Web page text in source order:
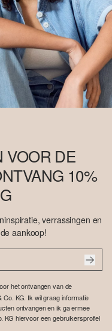
VOOR DE
10%
verrassingen en
aankoop!
het ontvangen van de
KG. Ik wil graag informatie
ontvangen en ik ga ermee
KG hiervoor een gebruikersprofiel